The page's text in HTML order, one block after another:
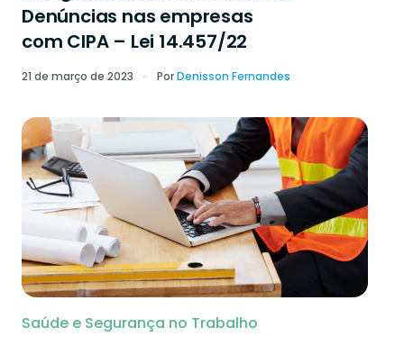
Denúncias nas empresas
com CIPA – Lei 14.457/22
21 de março de 2023 PorDenisson Fernandes
Saúde e Segurança no Trabalho